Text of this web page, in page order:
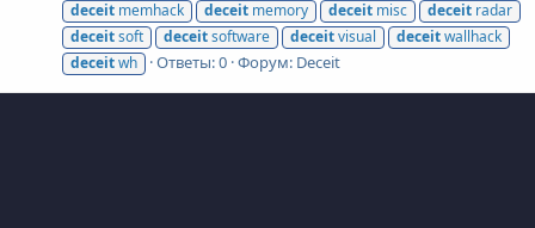
deceit memhack deceit memory deceit misc deceit radar
deceitsoft deceitsoftware deceitvisual deceitwallhack
deceitwh Ответы: 0 Форум: Deceit